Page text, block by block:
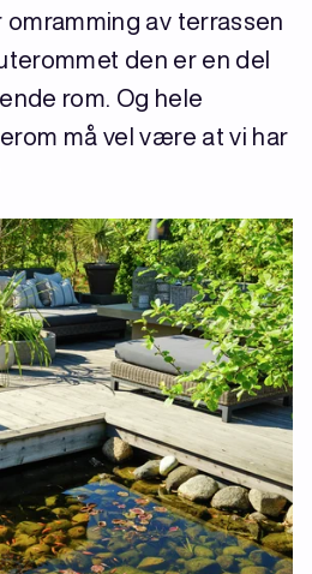
av terrassen
den er en del
rom. Og hele
må vel være at vi har